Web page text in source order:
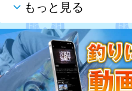
もっと見る